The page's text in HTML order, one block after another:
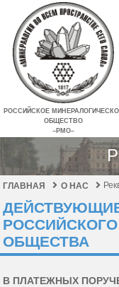
РОССИЙСКОЕ
ОБЩЕСТВО
–РМО–
ГЛАВНАЯ О НАС
ОБЩЕСТВА
В ПЛАТЕЖНЫХ